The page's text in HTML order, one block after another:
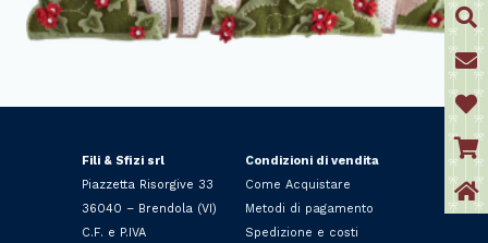
Fili & Sfizi srl
Piazzetta Risorgive 33
36040 – Brendola (VI)
C.F. e P.IVA
Condizioni di vendita
Come Acquistare
Metodi di pagamento
Spedizione e costi